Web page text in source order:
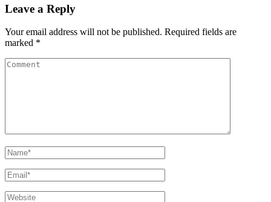
Leave a Reply
Your email address will not be published. Required fields are
marked *